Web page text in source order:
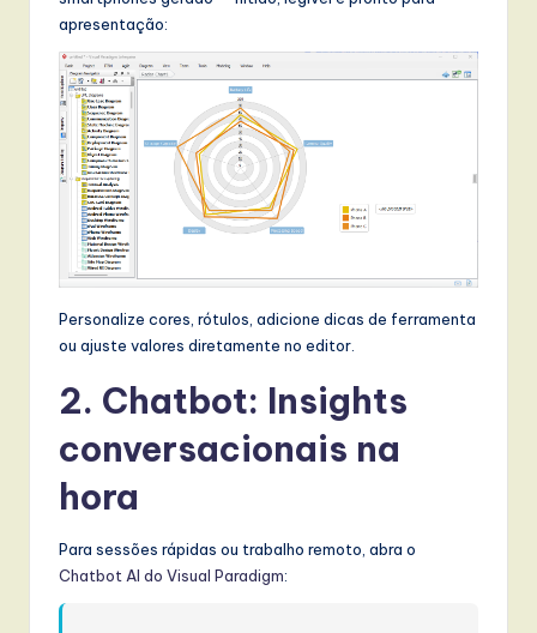
apresentação:
Personalize cores, rótulos, adicione dicas de ferramenta
ou ajuste valores diretamente no editor.
2. Chatbot: Insights
conversacionais na
hora
Para sessões rápidas ou trabalho remoto, abra o
Chatbot AI do Visual Paradigm: